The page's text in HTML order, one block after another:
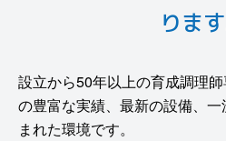
ります
設立から50年以上の育成調理
の豊富な実績、最新の設備、
まれた環境です。